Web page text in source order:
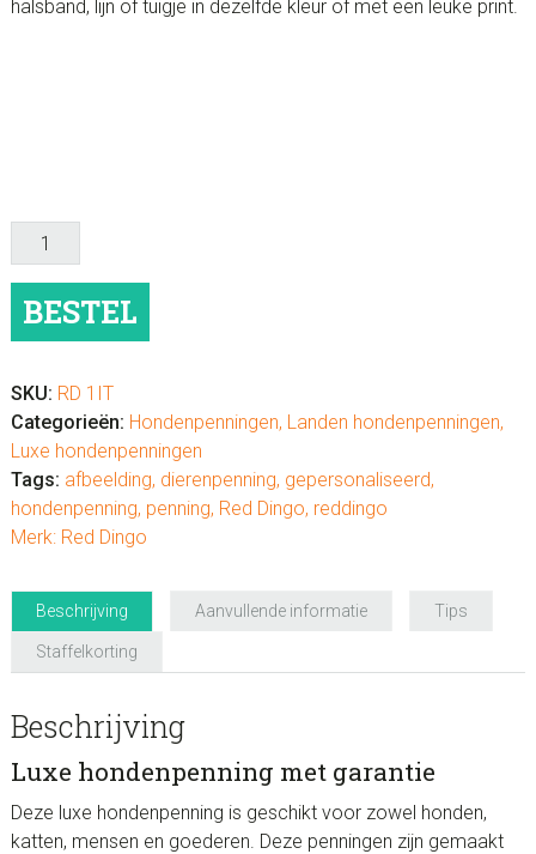
halsband, lijn of tuigje in dezelfde kleur of met een leuke print.
Hondenpenning
luxe
aantal
BESTEL
SKU: RD 1IT
Categorieën: Hondenpenningen, Landen hondenpenningen,
Luxe hondenpenningen
Tags: afbeelding, dierenpenning, gepersonaliseerd,
hondenpenning, penning, Red Dingo, reddingo
Merk: Red Dingo
Beschrijving Aanvullende informatie Tips
Staffelkorting
Beschrijving
Luxe hondenpenning met garantie
Deze luxe hondenpenning is geschikt voor zowel honden,
katten, mensen en goederen. Deze penningen zijn gemaakt